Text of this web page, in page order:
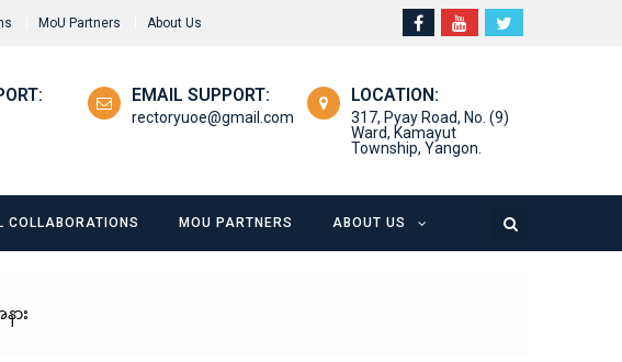
MoU Partners About Us
EMAIL SUPPORT:
rectoryuoe@gmail.com
LOCATION:
317, Pyay Road, No. (9)
Ward, Kamayut
Township, Yangon.
COLLABORATIONS MOU PARTNERS ABOUT US
ား